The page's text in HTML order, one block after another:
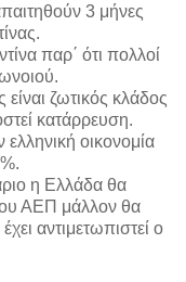
3 μήνες
παρ΄ ότι πολλοί
ζωτικός κλάδος
κατάρρευση.
οικονομία
η Ελλάδα θα
ΑΕΠ μάλλον θα
αντιμετωπιστεί ο